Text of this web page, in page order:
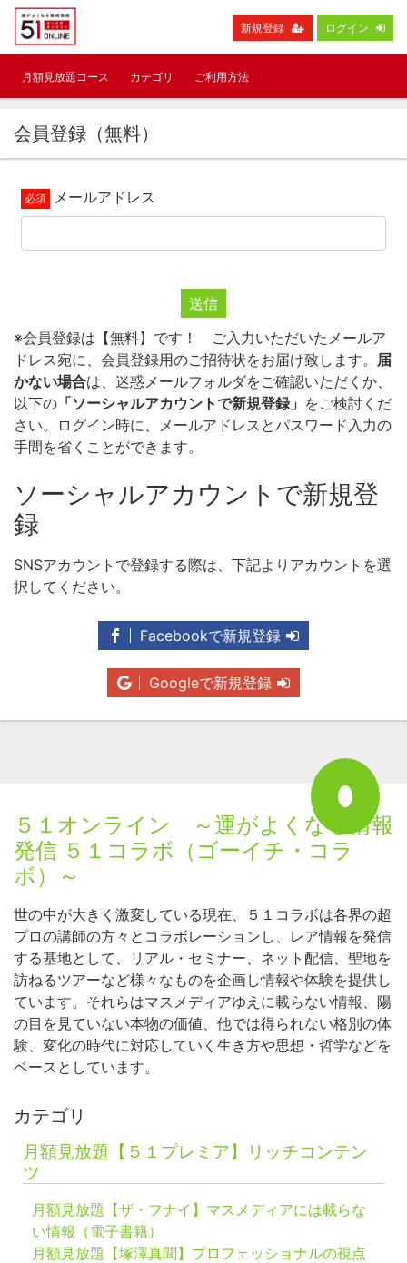
新規登録 ログイン
月額見放題コース カテゴリ ご利用方法
会員登録（無料）
メールアドレス
送信
※会員登録は【無料】です！ ご入力いただいたメールア
ドレス宛に、会員登録用のご招待状をお届け致します。 届
かない場合は、迷惑メールフォルダをご確認いただくか、
以下の 「ソーシャルアカウントで新規登録」 をご検討くだ
さい。ログイン時に、メールアドレスとパスワード入力の
手間を省くことができます。
ソーシャルアカウントで新規登
録
SNSアカウントで登録する際は、下記よりアカウントを選
択してください。
Facebookで新規登録
Googleで新規登録
５１オンライン ～運がよくなる情報
発信 ５１コラボ（ゴーイチ・コラ
ボ）～
世の中が大きく激変している現在、５１コラボは各界の超
プロの講師の方々とコラボレーションし、レア情報を発信
する基地として、リアル・セミナー、ネット配信、聖地を
訪ねるツアーなど様々なものを企画し情報や体験を提供し
ています。それらはマスメディアゆえに載らない情報、陽
の目を見ていない本物の価値、他では得られない格別の体
験、変化の時代に対応していく生き方や思想・哲学などを
ベースとしています。
カテゴリ
月額見放題【５１プレミア】リッチコンテン
ツ
月額見放題【ザ・フナイ】マスメディアには載らな
い情報（電子書籍）
月額見放題【塚澤真聞】プロフェッショナルの視点